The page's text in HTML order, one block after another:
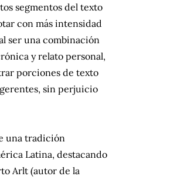
segmentos del texto
con más intensidad
ser una combinación
y relato personal,
porciones de texto
sin perjuicio
una tradición
Latina, destacando
Arlt (autor de la